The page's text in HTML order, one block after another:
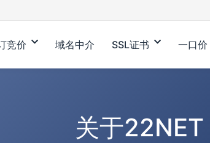
竞价 域名中介 SSL证书 一口价
关于22NET